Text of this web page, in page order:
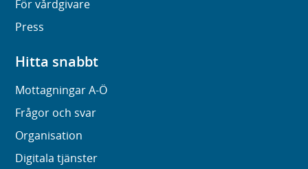
För vårdgivare
Press
Hitta snabbt
Mottagningar A-Ö
Frågor och svar
Organisation
Digitala tjänster